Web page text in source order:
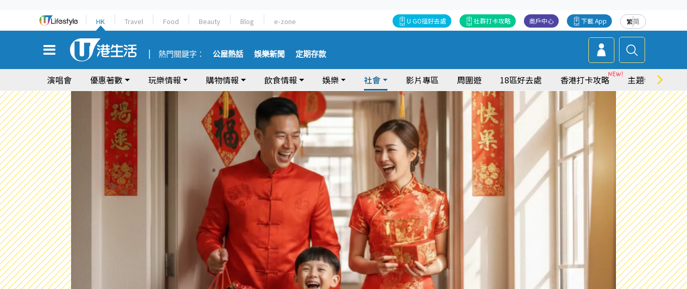
HK Travel Food Beauty Blog e-zone 繁简
下載 App
商戶中心
社群打卡攻略
U GO搵好去處
熱門關鍵字： 公屋熱話 娛樂新聞 定期存款
演唱會 優惠著數 玩樂情報 購物情報 飲食情報 娛樂 社會 影片專區 周圍遊 18區好去處 香港打卡攻略 主題特集